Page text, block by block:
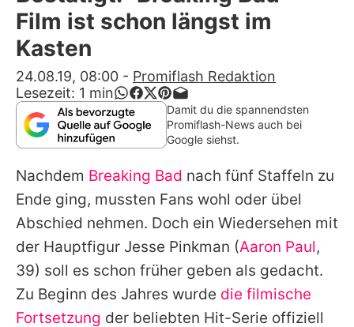
Alle Themen auf Promiflash
App runterladen
Team
Redaktionelle Richtlinien
Impressum
Datenschutzerklärung
Nutzungsbedingungen
Utiq verwalten
Film ist schon längst im
Kasten
24.08.19, 08:00 - Promiflash Redaktion
Lesezeit: 1 min
Damit du die spannendsten
Promiflash-News auch bei
Google siehst.
Nachdem Breaking Bad nach fünf Staffeln zu
Ende ging, mussten Fans wohl oder übel
Abschied nehmen. Doch ein Wiedersehen mit
der Hauptfigur Jesse Pinkman (Aaron Paul,
39) soll es schon früher geben als gedacht.
Zu Beginn des Jahres wurde die filmische
Fortsetzung der beliebten Hit-Serie offiziell